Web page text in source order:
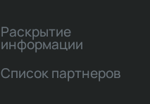
Раскрытие
информации
Список партнеров